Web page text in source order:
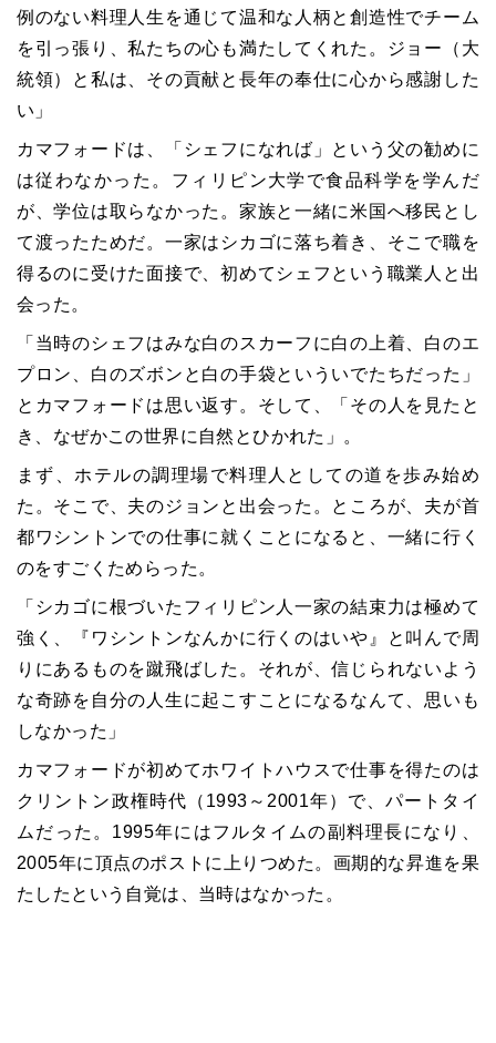
例のない料理人生を通じて温和な人柄と創造性でチーム
を引っ張り、私たちの心も満たしてくれた。ジョー（大
統領）と私は、その貢献と長年の奉仕に心から感謝した
い」
カマフォードは、「シェフになれば」という父の勧めに
は従わなかった。フィリピン大学で食品科学を学んだ
が、学位は取らなかった。家族と一緒に米国へ移民とし
て渡ったためだ。一家はシカゴに落ち着き、そこで職を
得るのに受けた面接で、初めてシェフという職業人と出
会った。
「当時のシェフはみな白のスカーフに白の上着、白のエ
プロン、白のズボンと白の手袋といういでたちだった」
とカマフォードは思い返す。そして、「その人を見たと
き、なぜかこの世界に自然とひかれた」。
まず、ホテルの調理場で料理人としての道を歩み始め
た。そこで、夫のジョンと出会った。ところが、夫が首
都ワシントンでの仕事に就くことになると、一緒に行く
のをすごくためらった。
「シカゴに根づいたフィリピン人一家の結束力は極めて
強く、『ワシントンなんかに行くのはいや』と叫んで周
りにあるものを蹴飛ばした。それが、信じられないよう
な奇跡を自分の人生に起こすことになるなんて、思いも
しなかった」
カマフォードが初めてホワイトハウスで仕事を得たのは
クリントン政権時代（1993～2001年）で、パートタイ
ムだった。1995年にはフルタイムの副料理長になり、
2005年に頂点のポストに上りつめた。画期的な昇進を果
たしたという自覚は、当時はなかった。